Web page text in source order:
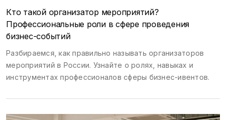
Кто такой организатор мероприятий?
Профессиональные роли в сфере проведения
бизнес-событий
Разбираемся, как правильно называть организаторов
мероприятий в России. Узнайте о ролях, навыках и
инструментах профессионалов сферы бизнес-ивентов.